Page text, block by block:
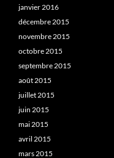
janvier 2016
décembre 2015
novembre 2015
octobre 2015
septembre 2015
août 2015
juillet 2015
juin 2015
mai 2015
avril 2015
mars 2015